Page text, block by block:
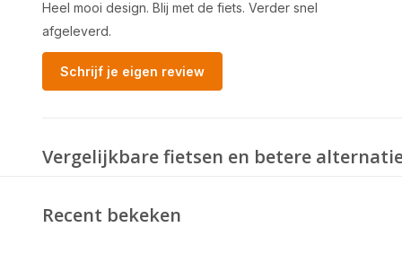
Heel mooi design. Blij met de fiets. Verder snel
afgeleverd.
Schrijf je eigen review
Vergelijkbare fietsen en betere
Recent bekeken